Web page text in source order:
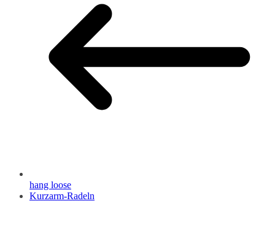
hang loose
Kurzarm-Radeln